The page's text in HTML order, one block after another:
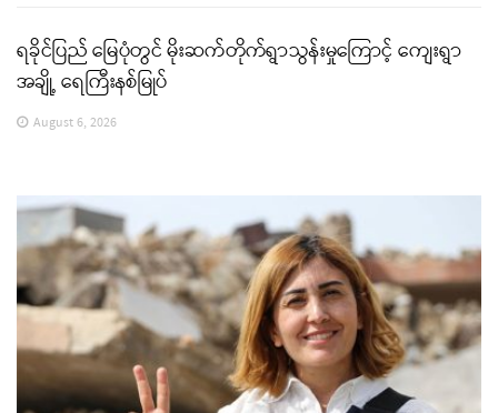
ရခိုင်ပြည် မြေပုံတွင် မိုးဆက်တိုက်ရွာသွန်းမှုကြောင့် ကျေးရွာ
အချို့ ရေကြီးနစ်မြုပ်
August 6, 2026